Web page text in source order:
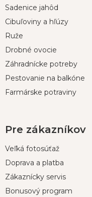
äSadenice jahôd
Cibuľoviny a hľúzy
Ruže
Drobné ovocie
Záhradnícke potreby
Pestovanie na balkóne
Farmárske potraviny
Pre zákazníkov
Veľká fotosúťaž
Doprava a platba
Zákaznícky servis
Bonusový program